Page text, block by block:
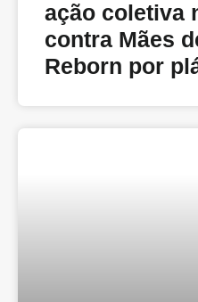
ação coletiva
contra Mães
Reborn por